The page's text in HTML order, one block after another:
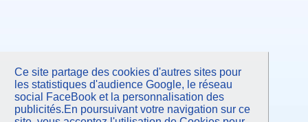
Ce site partage des cookies d'autres sites pour
les statistiques d'audience Google, le réseau
social FaceBook et la personnalisation des
publicités.En poursuivant votre navigation sur ce